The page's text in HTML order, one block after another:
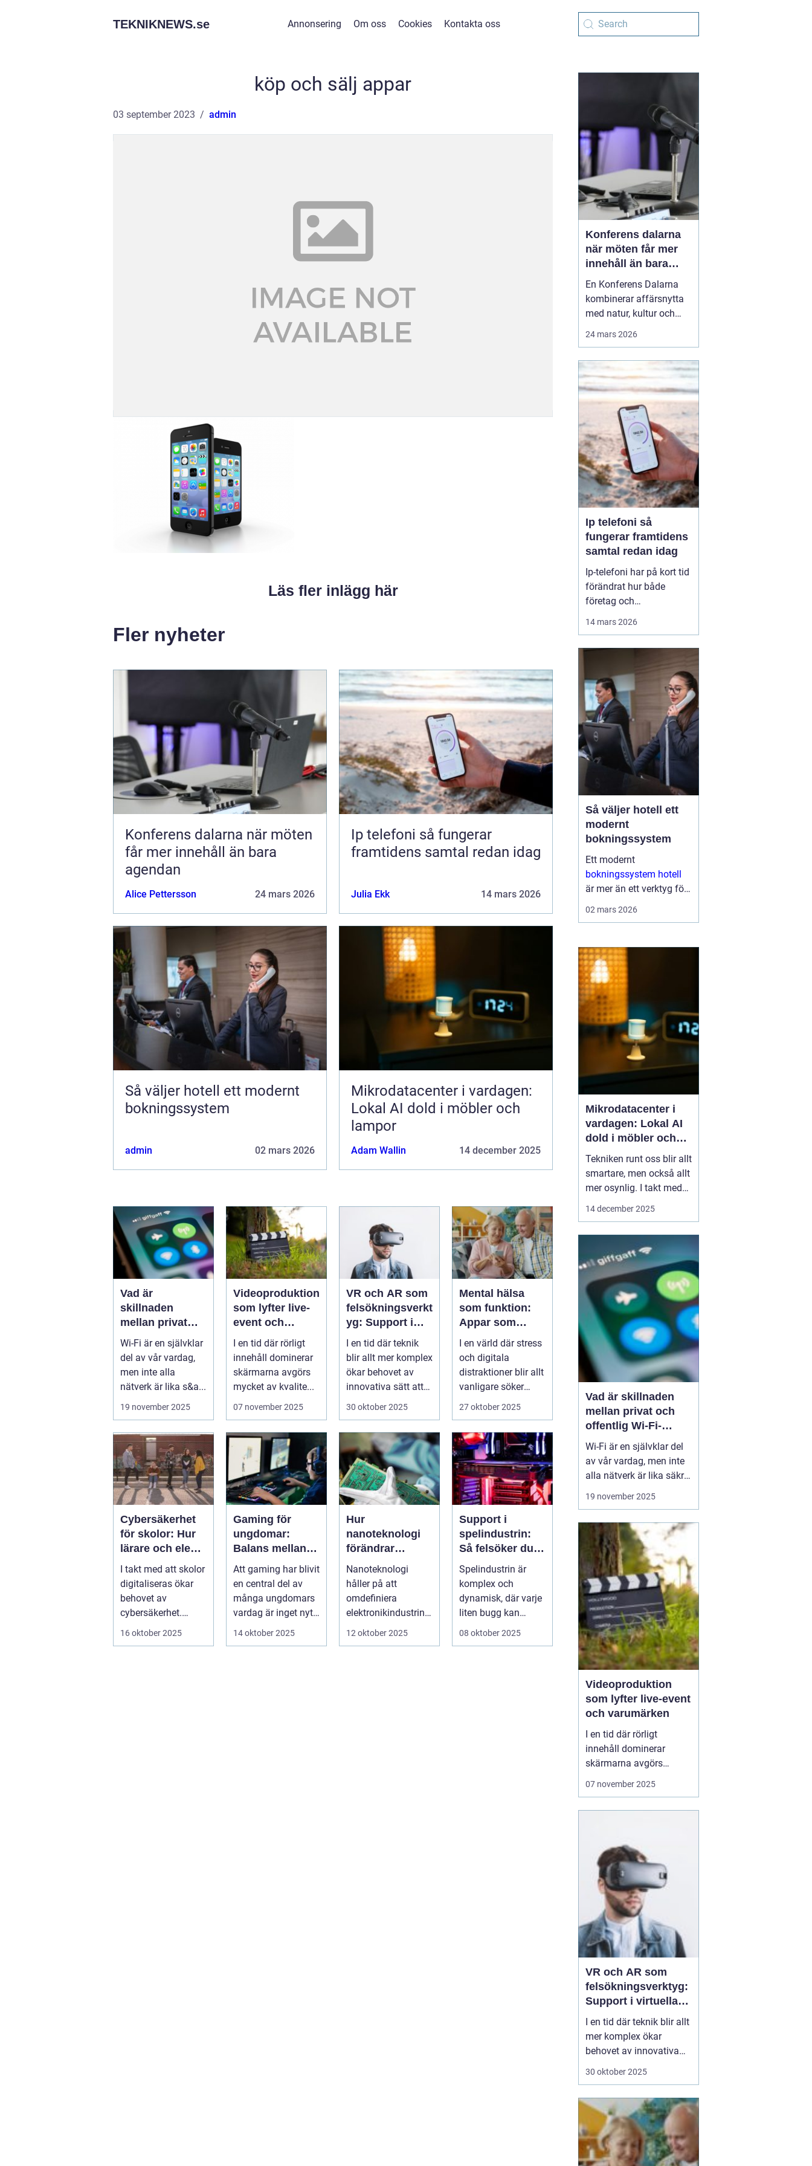
TEKNIKNEWS.se Annonsering Om oss Cookies Kontakta oss
köp och sälj appar
03 september 2023 admin
Läs fler inlägg här
Fler nyheter
Konferens dalarna när möten
får mer innehåll än bara
agendan
Alice Pettersson 24 mars 2026
Ip telefoni så fungerar
framtidens samtal redan idag
Julia Ekk 14 mars 2026
Så väljer hotell ett modernt
bokningssystem
admin 02 mars 2026
Mikrodatacenter i vardagen:
Lokal AI dold i möbler och
lampor
Adam Wallin 14 december 2025
Vad är
skillnaden
mellan privat
och offentlig Wi-
Fi-säkerhet?
Wi-Fi är en självklar
del av vår vardag,
men inte alla
nätverk är lika s&a...
19 november 2025
Videoproduktion
som lyfter live-
event och
varumärken
I en tid där rörligt
innehåll dominerar
skärmarna avgörs
mycket av kvalite...
07 november 2025
VR och AR som
felsökningsverkt
yg: Support i
virtuella miljöer
I en tid där teknik
blir allt mer komplex
ökar behovet av
innovativa sätt att
ge supp...
30 oktober 2025
Mental hälsa
som funktion:
Appar som
övervakar och
stärker
välmående
I en värld där stress
och digitala
distraktioner blir allt
vanligare söker
mång...
27 oktober 2025
Cybersäkerhet
för skolor: Hur
lärare och elever
skyddar sina
data
I takt med att skolor
digitaliseras ökar
behovet av
cybersäkerhet.
Elever och lärare ...
16 oktober 2025
Gaming för
ungdomar:
Balans mellan
träning, skola
och socialt liv
Att gaming har blivit
en central del av
många ungdomars
vardag är inget nytt
– men ...
14 oktober 2025
Hur
nanoteknologi
förändrar
tillverkningen av
elektronik
Nanoteknologi
håller på att
omdefiniera
elektronikindustrin
på fundamental
12 oktober 2025
Support i
spelindustrin:
Så felsöker du
buggar och
förbättrar
spelupplevelsen
Spelindustrin är
komplex och
dynamisk, där varje
liten bugg kan
påverka
08 oktober 2025
Konferens dalarna
när möten får mer
innehåll än bara
agendan
En Konferens Dalarna
kombinerar affärsnytta
med natur, kultur och
Regionen lockar med
kort restid från
storstäderna, tydlig
årstidskänsla, stark lokal
matkultur och en miljö
som gör det lättare fö...
24 mars 2026
Ip telefoni så
fungerar framtidens
samtal redan idag
Ip-telefoni har på kort tid
förändrat hur både
företag och
går samtalen via
internet. Kostnaderna
sjunker, flexibiliteten
ökar och möjligheterna
att bygga ...
14 mars 2026
Så väljer hotell ett
modernt
bokningssystem
Ett modernt
bokningssystem hotell
är mer än ett verktyg för
verksamheten. Här
hanteras bokningar,
incheckning, betalningar,
gäs...
02 mars 2026
Mikrodatacenter i
vardagen: Lokal AI
dold i möbler och
lampor
Tekniken runt oss blir allt
smartare, men också allt
mer osynlig. I takt med
att lokal AI flyttar från
förändras hur vi tänker
kring beräkning,
integritet och k...
14 december 2025
Vad är skillnaden
mellan privat och
offentlig Wi-Fi-
säkerhet?
Wi-Fi är en självklar del
av vår vardag, men inte
alla nätverk är lika säkra.
Privata nätverk hemma
över vilka som får
ansluta, medan
offentliga Wi-Fi-nät...
19 november 2025
Videoproduktion
som lyfter live-event
och varumärken
I en tid där rörligt
innehåll dominerar
skärmarna avgörs
mycket av kvaliteten på
tydligt och minnesvä...
07 november 2025
VR och AR som
felsökningsverktyg:
Support i virtuella
miljöer
I en tid där teknik blir allt
mer komplex ökar
behovet av innovativa
sätt att ge support. VR
erbjuder nya möjligheter
för felsökning, där
supportpersonal...
30 oktober 2025